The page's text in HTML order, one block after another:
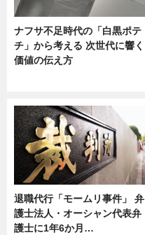
ナフサ不足時代の「白黒ポテ
チ」から考える 次世代に響く
価値の伝え方
退職代行「モームリ事件」 弁
護士法人・オーシャン代表弁
護士に1年6か月…